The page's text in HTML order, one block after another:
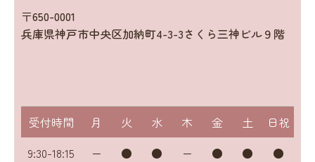
〒650-0001
兵庫県神戸市中央区加納町4-3-3さくら三神ビル９階
受付時間 月 火 水 木 金 土
日祝
9:30-18:15
ー ● ● ー ● ● ●